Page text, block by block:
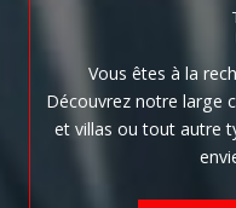
Vous êtes à la
Découvrez notre large
et villas ou tout autre